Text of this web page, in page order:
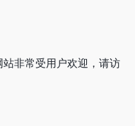
非常受用户欢迎，请访